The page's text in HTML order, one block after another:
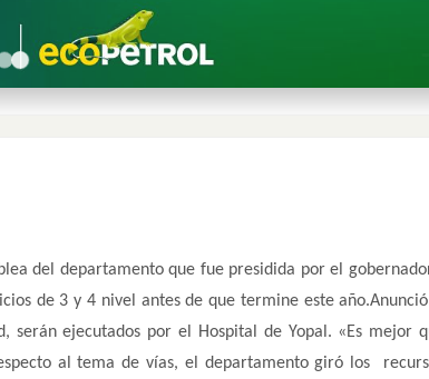
del departamento que fue presidida por el
de 3 y 4 nivel antes de que termine este
serán ejecutados por el Hospital de Yopal. «Es mejor
al tema de vías, el departamento giró los